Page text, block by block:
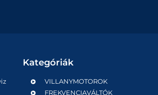
Kategóriák
VILLANYMOTOROK
FREKVENCIAVÁLTÓK